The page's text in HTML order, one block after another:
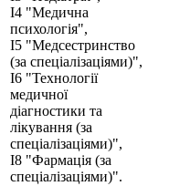
І4 "Медична
психологія",
І5 "Медсестринство
(за спеціалізаціями)",
І6 "Технології
медичної
діагностики та
лікування (за
спеціалізаціями)",
І8 "Фармація (за
спеціалізаціями)".